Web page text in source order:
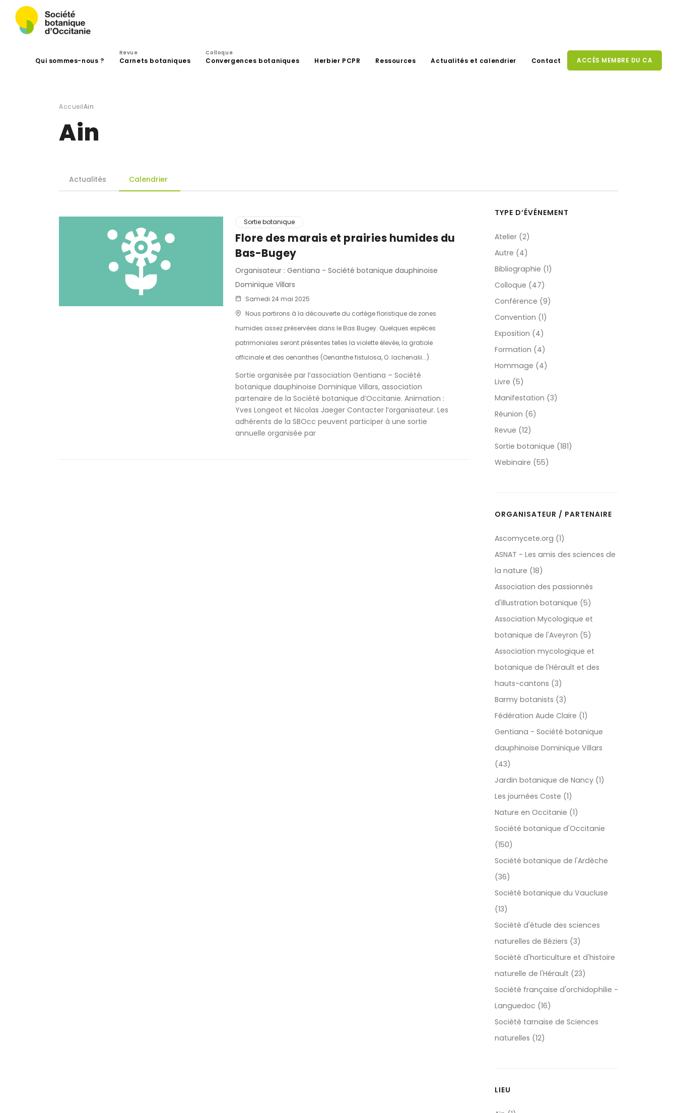
Qui sommes-nous ?
Revue
Carnets botaniques
Colloque
Convergences botaniques Herbier PCPR Ressources Actualités et calendrier Contact ACCÈS MEMBRE DU CA
AccueilAin
Ain
Actualités Calendrier
Sortie botanique
Flore des marais et prairies humides du
Bas-Bugey
Organisateur : Gentiana - Société botanique dauphinoise
Dominique Villars
Samedi 24 mai 2025
Nous partirons à la découverte du cortège floristique de zones
humides assez préservées dans le Bas Bugey. Quelques espèces
patrimoniales seront présentes telles la violette élevée, la gratiole
officinale et des oenanthes (Oenanthe fistulosa, O. lachenalii...).
Sortie organisée par l’association Gentiana – Société
botanique dauphinoise Dominique Villars, association
partenaire de la Société botanique d’Occitanie. Animation :
Yves Longeot et Nicolas Jaeger Contacter l’organisateur. Les
adhérents de la SBOcc peuvent participer à une sortie
annuelle organisée par
TYPE D’ÉVÉNEMENT
Atelier (2)
Autre (4)
Bibliographie (1)
Colloque (47)
Conférence (9)
Convention (1)
Exposition (4)
Formation (4)
Hommage (4)
Livre (5)
Manifestation (3)
Réunion (6)
Revue (12)
Sortie botanique (181)
Webinaire (55)
ORGANISATEUR / PARTENAIRE
Ascomycete.org (1)
ASNAT - Les amis des sciences de
la nature (18)
Association des passionnés
d'illustration botanique (5)
Association Mycologique et
botanique de l'Aveyron (5)
Association mycologique et
botanique de l'Hérault et des
hauts-cantons (3)
Barmy botanists (3)
Fédération Aude Claire (1)
Gentiana - Société botanique
dauphinoise Dominique Villars
(43)
Jardin botanique de Nancy (1)
Les journées Coste (1)
Nature en Occitanie (1)
Société botanique d'Occitanie
(150)
Société botanique de l'Ardèche
(36)
Société botanique du Vaucluse
(13)
Société d'étude des sciences
naturelles de Béziers (3)
Société d'horticulture et d'histoire
naturelle de l'Hérault (23)
Société française d'orchidophilie -
Languedoc (16)
Société tarnaise de Sciences
naturelles (12)
LIEU